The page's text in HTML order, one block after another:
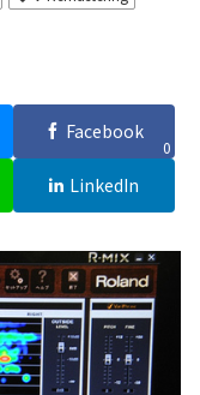
Facebook
0
LinkedIn